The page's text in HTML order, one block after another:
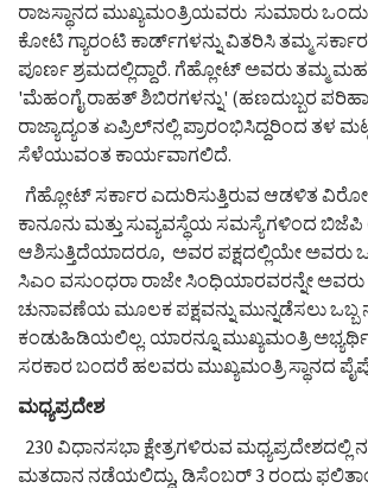
ರಾಜಸ್ಥಾನದ ಮುಖ್ಯಮಂತ್ರಿಯವರು ಸುಮಾರು
ಕೋಟಿ ಗ್ಯಾರಂಟಿ ಕಾರ್ಡ್‌ಗಳನ್ನು ವಿತರಿಸಿ ತಮ್ಮ
ಪೂರ್ಣ ಶ್ರಮದಲ್ಲಿದ್ದಾರೆ. ಗೆಹ್ಲೋಟ್ ಅವರು ತಮ್ಮ
'ಮೆಹಂಗೈ ರಾಹತ್ ಶಿಬಿರಗಳನ್ನು' (ಹಣದುಬ್ಬರ
ರಾಜ್ಯಾದ್ಯಂತ ಏಪ್ರಿಲ್‌ನಲ್ಲಿ ಪ್ರಾರಂಭಿಸಿದ್ದರಿಂದ ತಳ
ಸೆಳೆಯುವಂತ ಕಾರ್ಯವಾಗಲಿದೆ.
ಗೆಹ್ಲೋಟ್ ಸರ್ಕಾರ ಎದುರಿಸುತ್ತಿರುವ ಆಡಳಿತ
ಕಾನೂನು ಮತ್ತು ಸುವ್ಯವಸ್ಥೆಯ ಸಮಸ್ಯೆಗಳಿಂದ
ಆಶಿಸುತ್ತಿದೆಯಾದರೂ, ಅವರ ಪಕ್ಷದಲ್ಲಿಯೇ ಅವರು
ಸಿಎಂ ವಸುಂಧರಾ ರಾಜೇ ಸಿಂಧಿಯಾರವರನ್ನೇ ಅವರು
ಚುನಾವಣೆಯ ಮೂಲಕ ಪಕ್ಷವನ್ನು ಮುನ್ನಡೆಸಲು ಒಬ್ಬ
ಕಂಡುಹಿಡಿಯಲಿಲ್ಲ. ಯಾರನ್ನೂ ಮುಖ್ಯಮಂತ್ರಿ
ಸರಕಾರ ಬಂದರೆ ಹಲವರು ಮುಖ್ಯಮಂತ್ರಿ ಸ್ಥಾನದ
ಮಧ್ಯಪ್ರದೇಶ
230 ವಿಧಾನಸಭಾ ಕ್ಷೇತ್ರಗಳಿರುವ
ಮತದಾನ ನಡೆಯಲಿದ್ದು, ಡಿಸೆಂಬರ್ 3 ರಂದು